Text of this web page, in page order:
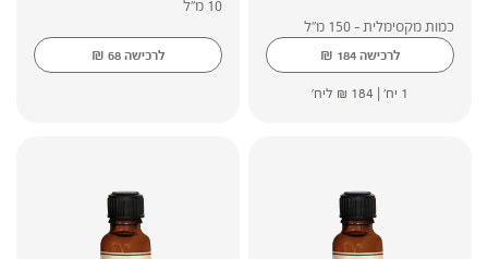
כמות מקסימלית - 150 מ"ל
לרכישה ₪ 184
1 יח' | ₪ 184 ליח'
10 מ"ל
לרכישה ₪ 68